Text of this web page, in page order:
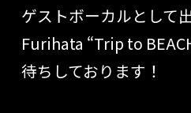
ゲストボーカルとして
Furihata “Trip to
待ちしております！